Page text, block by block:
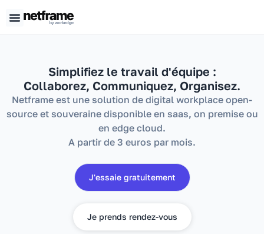
Simplifiez le travail d'équipe :
Collaborez, Communiquez, Organisez.
Netframe est une solution de digital workplace open-
source et souveraine disponible en saas, on premise ou
en edge cloud.
A partir de 3 euros par mois.
J'essaie gratuitement
Je prends rendez-vous